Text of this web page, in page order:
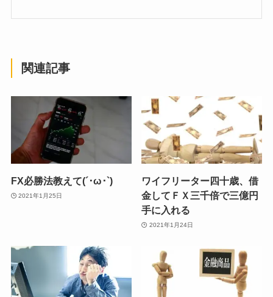
関連記事
FX必勝法教えて(´･ω･`)
2021年1月25日
ワイフリーター四十歳、借
金してＦＸ三千倍で三億円
手に入れる
2021年1月24日